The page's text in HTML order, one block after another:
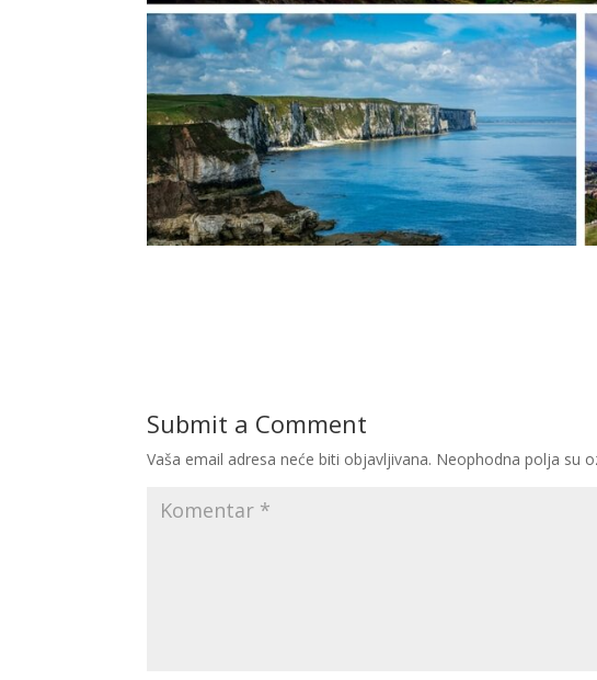
Submit a Comment
Vaša email adresa neće biti objavljivana. Neophodna polja su